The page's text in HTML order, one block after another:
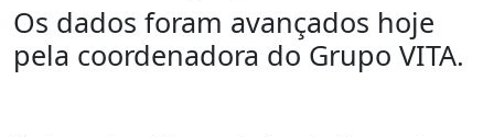
Os dados foram avançados hoje
pela coordenadora do Grupo VITA.